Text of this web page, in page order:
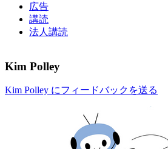
広告
講読
法人講読
Kim Polley
Kim Polley にフィードバックを送る